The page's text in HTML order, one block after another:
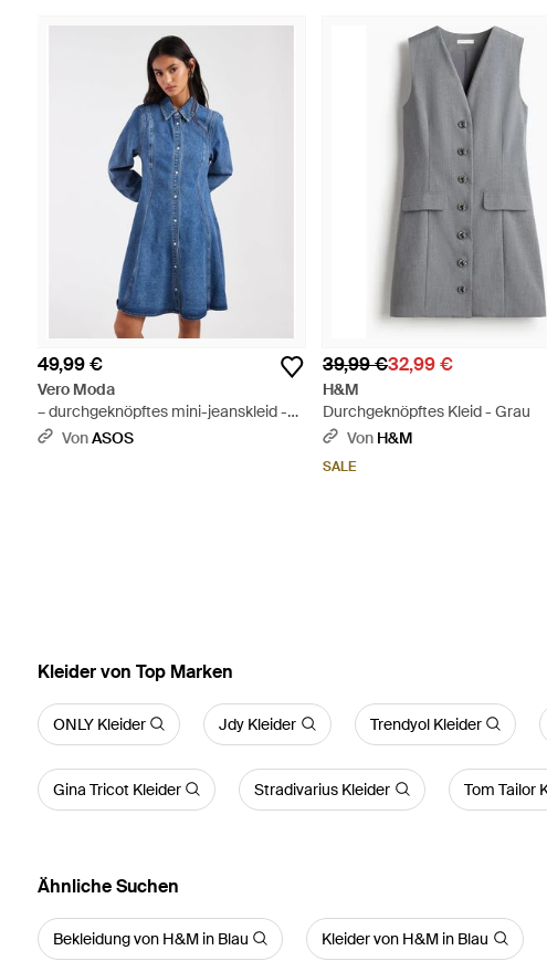
49,99 €
Vero Moda
– durchgeknöpftes mini-jeanskleid -
BlauVonASOS
39,99 €32,99 €
H&M
Durchgeknöpftes Kleid - Grau
Von H&M
SALE
Kleider von Top Marken
ONLY Kleider Jdy Kleider Trendyol Kleider
Gina Tricot Kleider Stradivarius Kleider Tom Tailor
Ähnliche Suchen
Bekleidung von H&M in Blau Kleider von H&M in Blau